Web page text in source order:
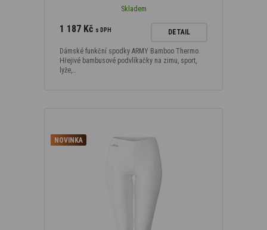
Skladem
1 187 Kč s DPH DETAIL
Dámské funkční spodky ARMY Bamboo Thermo.
Hřejivé bambusové podvlíkačky na zimu, sport,
lyže,…
NOVINKA